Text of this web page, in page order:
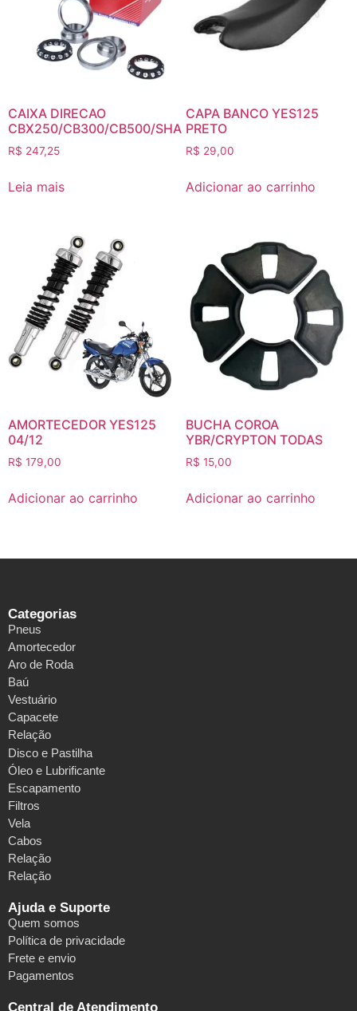
CAIXA DIRECAO
CBX250/CB300/CB500/SHA
R$ 247,25
Leia mais
CAPA BANCO YES125
PRETO
R$ 29,00
Adicionar ao carrinho
AMORTECEDOR YES125
04/12
R$ 179,00
Adicionar ao carrinho
BUCHA COROA
YBR/CRYPTON TODAS
R$ 15,00
Adicionar ao carrinho
Categorias
Pneus
Amortecedor
Aro de Roda
Baú
Vestuário
Capacete
Relação
Disco e Pastilha
Óleo e Lubrificante
Escapamento
Filtros
Vela
Cabos
Relação
Relação
Ajuda e Suporte
Quem somos
Política de privacidade
Frete e envio
Pagamentos
Central de Atendimento